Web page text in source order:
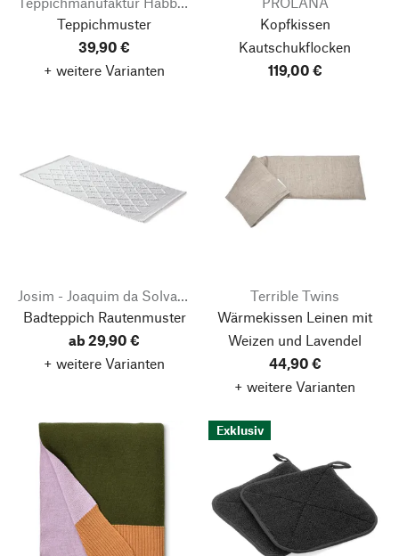
Teppichmuster
39,90 €
+ weitere Varianten
Kopfkissen
Kautschukflocken
119,00 €
Josim - Joaquim da Solva Marques ＆ Filho
Badteppich Rautenmuster
ab 29,90 €
+ weitere Varianten
Terrible Twins
Wärmekissen Leinen mit
Weizen und Lavendel
44,90 €
+ weitere Varianten
Exklusiv